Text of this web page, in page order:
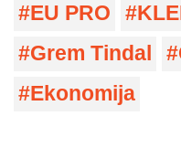
EU PRO
Grem Tindal
Ekonomija